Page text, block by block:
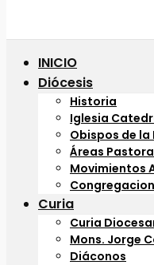
INICIO
Diócesis
Historia
Iglesia
Obispos de la
Áreas
Movimientos
Curia
Curia
Mons. Jorge
Diáconos